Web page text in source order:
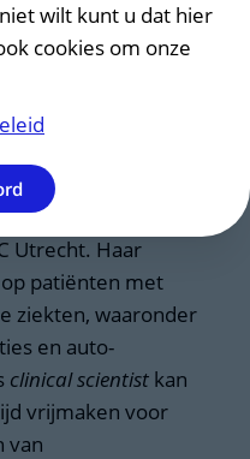
2025 aangesteld
immunoloog bij
Klinische
Utrecht. Haar
patiënten met
ziekten, waaronder
en auto-
clinical scientist kan
vrijmaken voor
van
wilt kunt u dat hier
cookies om onze